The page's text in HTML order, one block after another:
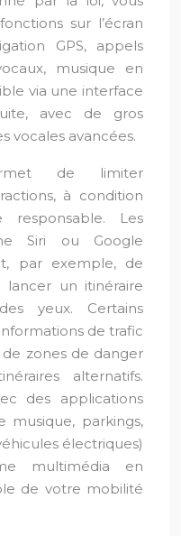
sur l’écran
GPS, appels
musique en
via une interface
avec de gros
vocales avancées.
de limiter
à condition
responsable. Les
Siri ou Google
par exemple, de
un itinéraire
yeux. Certains
de trafic
zones de danger
alternatifs.
des applications
musique, parkings,
électriques)
multimédia en
de votre mobilité